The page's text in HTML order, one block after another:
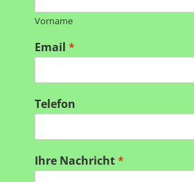
Vorname
Email *
Telefon
Ihre Nachricht*